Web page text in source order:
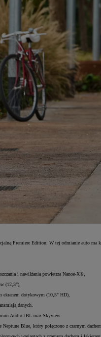
Premiere Edition. W tej odmianie auto
i nawilżania powietrza Nanoe-X®,
(12,3"),
ekranem dotykowym (10,5" HD),
danych.
Audio JBL oraz Skyview.
Blue, który połączono z czarnym